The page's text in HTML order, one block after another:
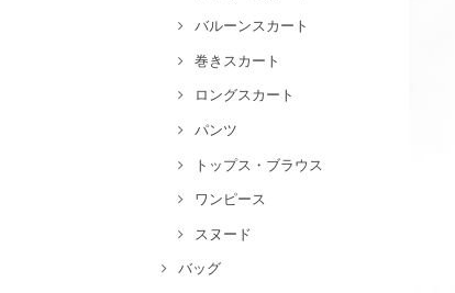
バルーンスカート
巻きスカート
ロングスカート
パンツ
トップス・ブラウス
ワンピース
スヌード
バッグ